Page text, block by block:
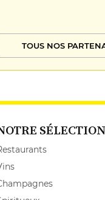
TOUS NOS
SÉLECTION